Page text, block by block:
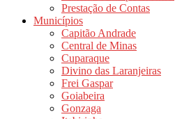
Prestação de Contas
Municípios
Capitão Andrade
Central de Minas
Cuparaque
Divino das Laranjeiras
Frei Gaspar
Goiabeira
Gonzaga